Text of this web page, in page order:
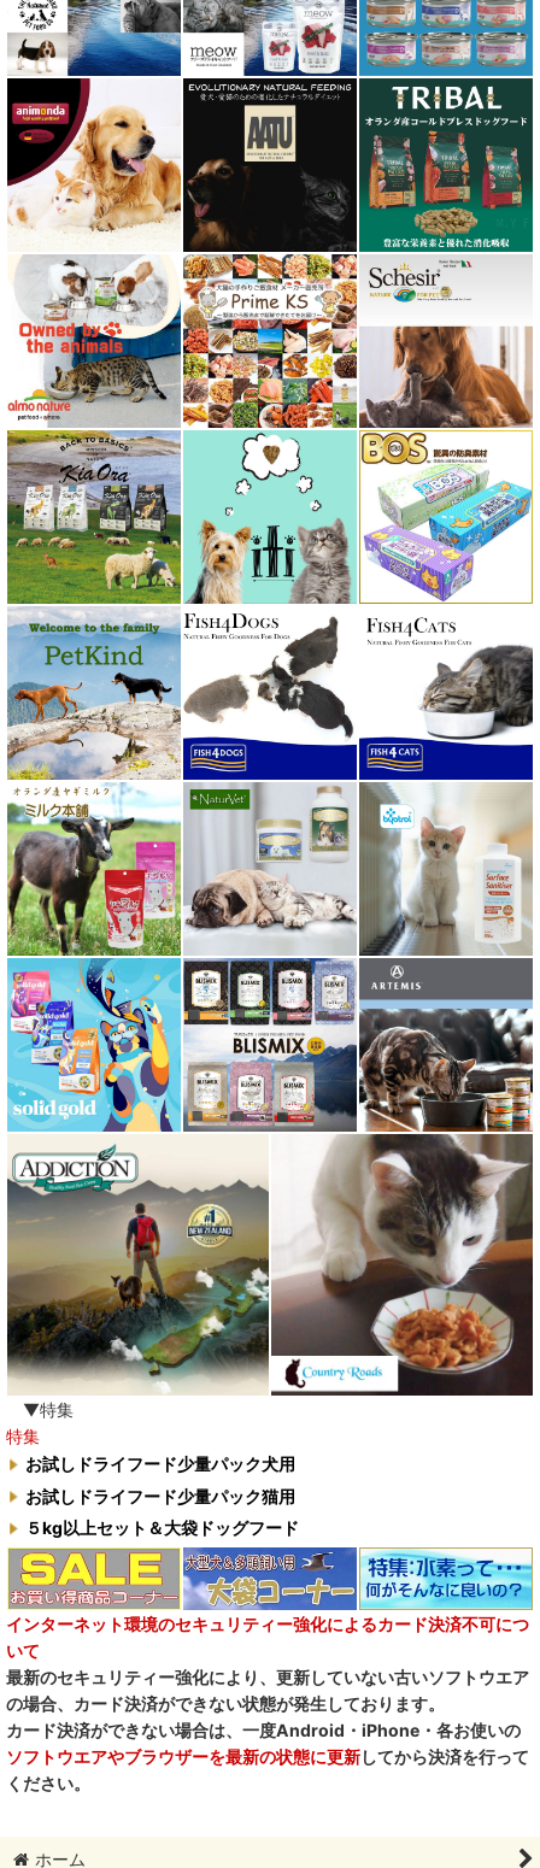
▼特集
特集
お試しドライフード少量パック犬用
お試しドライフード少量パック猫用
５kg以上セット＆大袋ドッグフード
インターネット環境のセキュリティー強化によるカード決済不可につ
いて
最新のセキュリティー強化により、更新していない古いソフトウエア
の場合、カード決済ができない状態が発生しております。
カード決済ができない場合は、一度Android・iPhone・各お使いの
ソフトウエアやブラウザーを最新の状態に更新してから決済を行って
ください。
ホーム